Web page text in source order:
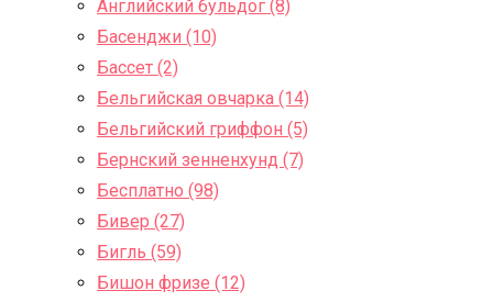
Английский бульдог (8)
Басенджи (10)
Бассет (2)
Бельгийская овчарка (14)
Бельгийский гриффон (5)
Бернский зенненхунд (7)
Бесплатно (98)
Бивер (27)
Бигль (59)
Бишон фризе (12)